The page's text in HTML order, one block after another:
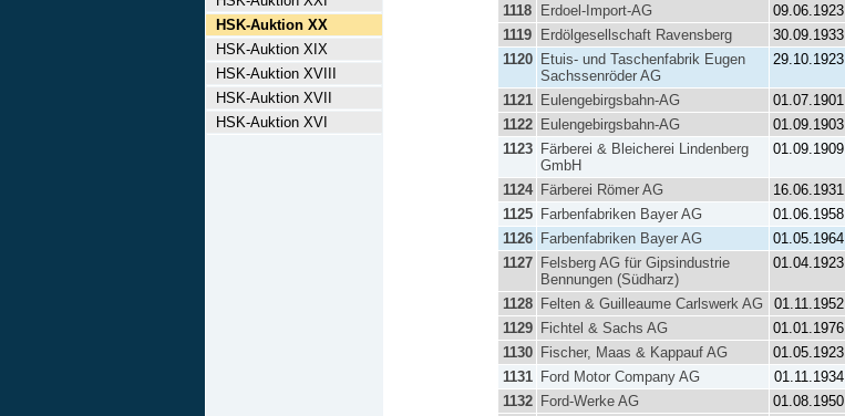
HSK-Auktion XX
HSK-Auktion XIX
HSK-Auktion XVIII
HSK-Auktion XVII
HSK-Auktion XVI
1118 Erdoel-Import-AG 09.06.1923
1119
Erdölgesellschaft Ravensberg 30.09.1933
1120
Etuis- und Taschenfabrik Eugen
Sachssenröder AG
29.10.1923
1121 Eulengebirgsbahn-AG 01.07.1901
1122
Eulengebirgsbahn-AG 01.09.1903
1123
Färberei & Bleicherei Lindenberg
GmbH
01.09.1909
1124 Färberei Römer AG 16.06.1931
1125
Farbenfabriken Bayer AG 01.06.1958
1126
Farbenfabriken Bayer AG 01.05.1964
1127
Felsberg AG für Gipsindustrie
Bennungen (Südharz)
01.04.1923
1128 Felten & Guilleaume Carlswerk AG 01.11.1952
1129
Fichtel & Sachs AG 01.01.1976
1130
Fischer, Maas & Kappauf AG 01.05.1923
1131
Ford Motor Company AG 01.11.1934
1132
Ford-Werke AG 01.08.1950